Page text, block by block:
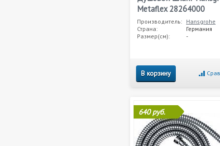
Metaflex 28264000
Производитель: Hansgrohe
Страна:
Германия
Размер(см):
-
В корзину
640 руб.